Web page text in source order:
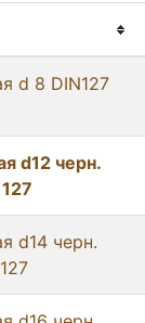
d 8 DIN127
d12 черн.
d14 черн.